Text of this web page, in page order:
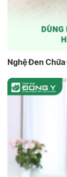
Nghệ Đen